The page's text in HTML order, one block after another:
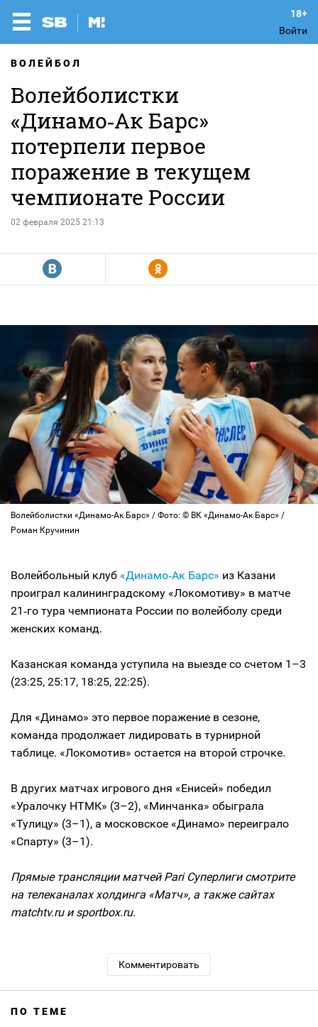
Войти
ВОЛЕЙБОЛ
Волейболистки
«Динамо‑Ак Барс»
потерпели первое
поражение в текущем
чемпионате России
02 февраля 2025 21:13
R Y
Волейболистки «Динамо-Ак Барс» / Фото: © ВК «Динамо-Ак Барс» /
Роман Кручинин
Волейбольный клуб «Динамо‑Ак Барс» из Казани
проиграл калининградскому «Локомотиву» в матче
21‑го тура чемпионата России по волейболу среди
женских команд.
Казанская команда уступила на выезде со счетом 1–3
(23:25, 25:17, 18:25, 22:25).
Для «Динамо» это первое поражение в сезоне,
команда продолжает лидировать в турнирной
таблице. «Локомотив» остается на второй строчке.
В других матчах игрового дня «Енисей» победил
«Уралочку НТМК» (3–2), «Минчанка» обыграла
«Тулицу» (3–1), а московское «Динамо» переиграло
«Спарту» (3–1).
Прямые трансляции матчей Pari Суперлиги смотрите
на телеканалах холдинга «Матч», а также сайтах
matchtv.ru и sportbox.ru.
Комментировать
ПО ТЕМЕ